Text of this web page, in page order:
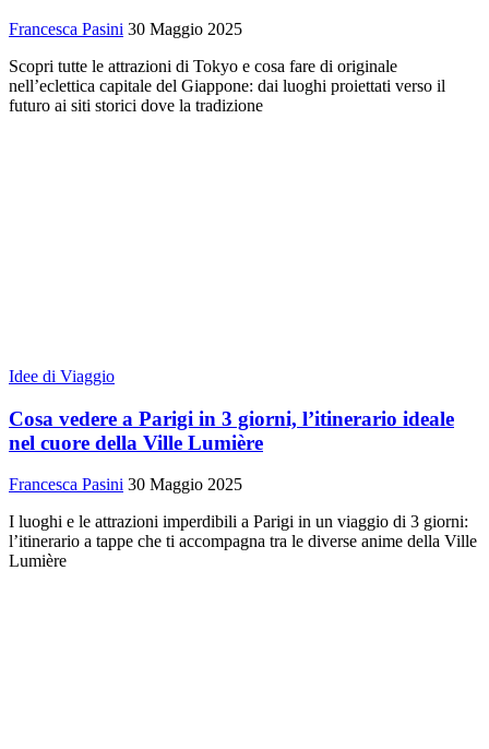
Francesca Pasini 30 Maggio 2025
Scopri tutte le attrazioni di Tokyo e cosa fare di originale
nell’eclettica capitale del Giappone: dai luoghi proiettati verso il
futuro ai siti storici dove la tradizione
Idee di Viaggio
Cosa vedere a Parigi in 3 giorni, l’itinerario ideale
nel cuore della Ville Lumière
Francesca Pasini 30 Maggio 2025
I luoghi e le attrazioni imperdibili a Parigi in un viaggio di 3 giorni:
l’itinerario a tappe che ti accompagna tra le diverse anime della Ville
Lumière